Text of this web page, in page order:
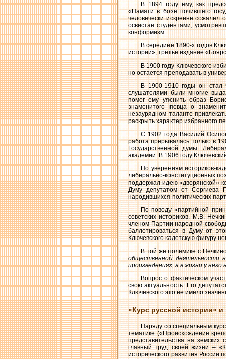
В 1894 году ему, как
«Памяти в бозе почившего
человечески искренне сожалел
освистан студентами,
конформизм.
В середине 1890-х годов
истории», третье издание
В 1900 году Ключевского
но остается преподавать в
В 1900-1910 годы он стал
слушателями были многие
помог ему уяснить образ
знаменитого певца о
незаурядном таланте
раскрыть характер избранного
С 1902 года Василий
работа прерывалась только в
Государственной думы.
академии. В 1906 году
По уверениям историков-
либерально-конституционных
поддержал идею «дворянской»
Думу депутатом от
народившихся политических
По поводу «партийной
советских историков. М.В.
членом Партии народной
баллотироваться в Думу от
Ключевского кадетскую фигуру
В той же полемике с
общественной деятельности
произведениях, а в жизни у
Вопрос о фактическом
свою актуальность. Его
Ключевского это не имело
«Курс русской истории»
Наряду со специальным
тематике («Происхождение
представительства на
главный труд своей жизни –
исторического развития России